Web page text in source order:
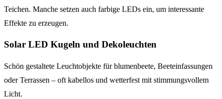
Teichen. Manche setzen auch farbige LEDs ein, um interessante
Effekte zu erzeugen.
Solar LED Kugeln und Dekoleuchten
Schön gestaltete Leuchtobjekte für blumenbeete, Beeteinfassungen
oder Terrassen – oft kabellos und wetterfest mit stimmungsvollem
Licht.